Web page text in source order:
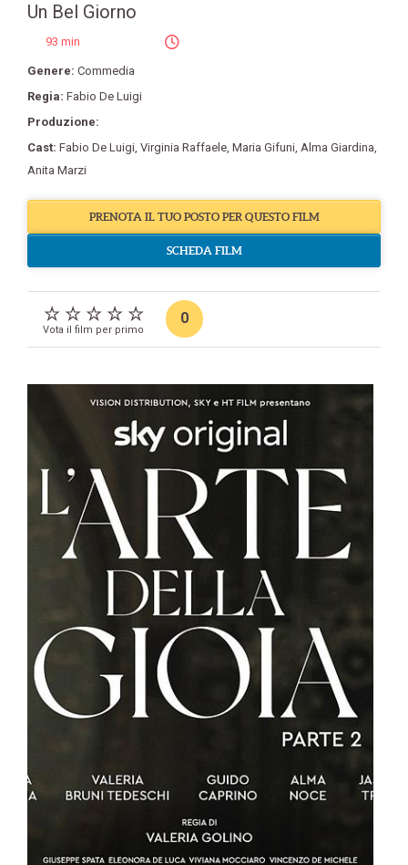
Un Bel Giorno
93 min
Genere: Commedia
Regia: Fabio De Luigi
Produzione:
Cast: Fabio De Luigi, Virginia Raffaele, Maria Gifuni, Alma Giardina,
Anita Marzi
PRENOTA IL TUO POSTO PER QUESTO FILM
SCHEDA FILM
Vota il film per primo
0